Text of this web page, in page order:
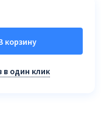
корзину
в один клик